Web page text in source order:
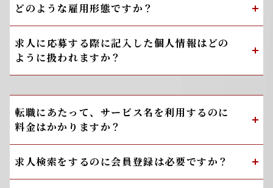
どのような雇用形態ですか？
求人に応募する際に記入した個人情報はどの
ように扱われますか？
転職にあたって、サービス名を利用するのに
料金はかかりますか？
求人検索をするのに会員登録は必要ですか？